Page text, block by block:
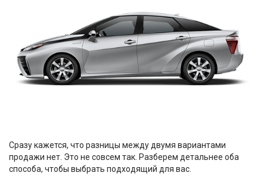
Сразу кажется, что разницы между двумя вариантами
продажи нет. Это не совсем так. Разберем детальнее оба
способа, чтобы выбрать подходящий для вас.